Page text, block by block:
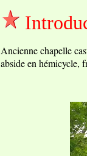
Ancienne chapelle
abside en hémicycle,